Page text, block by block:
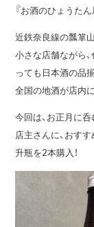
『お酒のひょうた
近鉄奈良線の瓢箪
小さな店舗ながら
っても日本酒の品
全国の地酒が店内
今回は、お正月に
店主さんに、おす
升瓶を2本購入！